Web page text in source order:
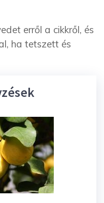
erről a cikkről, és
ha tetszett és